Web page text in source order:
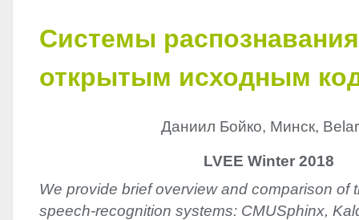
Системы
открытым исходным
Даниил Бойко, Минск,
LVEE Winter 2018
We provide brief overview and comparison of
speech-recognition systems: CMUSphinx,